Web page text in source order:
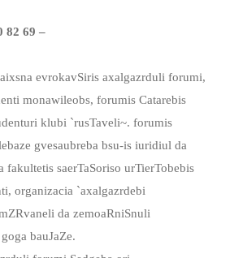
82 69 –
evrokavSiris axalgazrduli forumi,
monawileobs, forumis Catarebis
klubi `rusTaveli~. forumis
gvesaubreba bsu-is iuridiul da
fakultetis saerTaSoriso urTierTobebis
organizacia `axalgazrdebi
da zemoaRniSnuli
bauJaZe.